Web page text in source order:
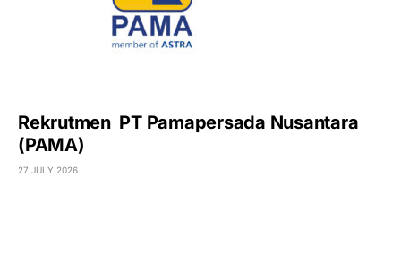
Rekrutmen PT Pamapersada Nusantara
(PAMA)
27 JULY 2026